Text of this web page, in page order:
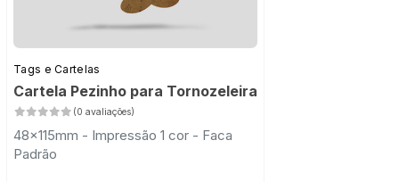
Tags e Cartelas
Cartela Pezinho para Tornozeleira
(0 avaliações)
48x115mm - Impressão 1 cor - Faca
Padrão